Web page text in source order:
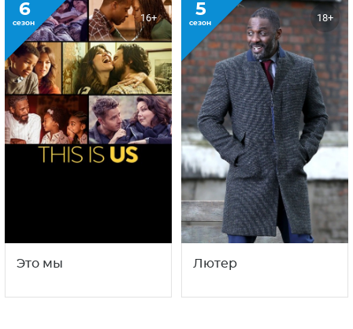
6
сезон 16+
Это мы
5
сезон 18+
Лютер